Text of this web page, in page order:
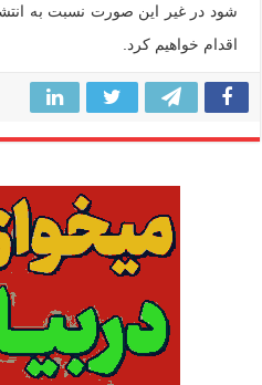
شود در غیر این صورت نسبت به
اقدام خواهیم کرد.